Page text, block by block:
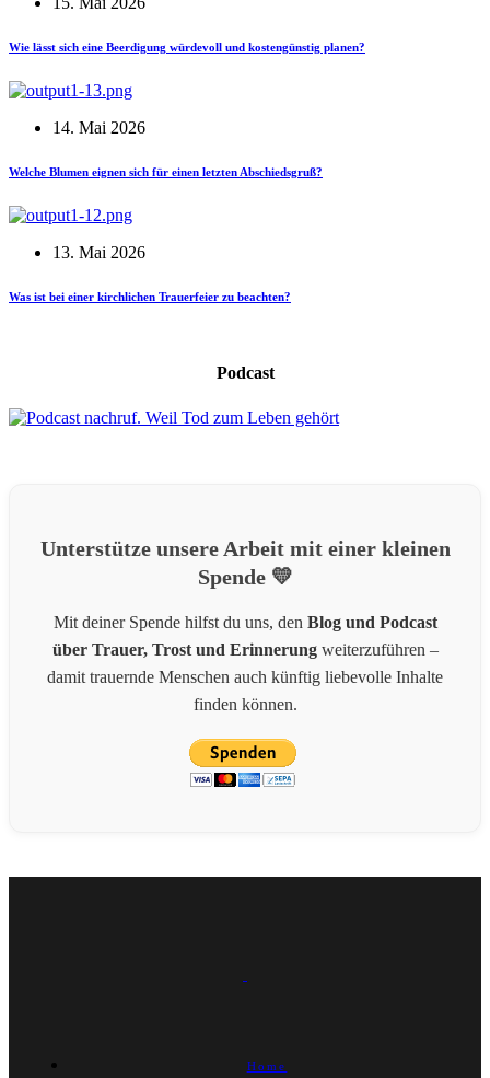
Wie lässt sich eine Beerdigung würdevoll und kostengünstig planen?
14. Mai 2026
Welche Blumen eignen sich für einen letzten Abschiedsgruß?
13. Mai 2026
Was ist bei einer kirchlichen Trauerfeier zu beachten?
Podcast
Unterstütze unsere Arbeit mit einer kleinen
Spende 💛
Mit deiner Spende hilfst du uns, den Blog und Podcast
über Trauer, Trost und Erinnerungweiterzuführen –
damit trauernde Menschen auch künftig liebevolle Inhalte
finden können.
Home